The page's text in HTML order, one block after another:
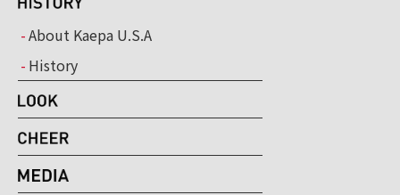
About Kaepa U.S.A
History